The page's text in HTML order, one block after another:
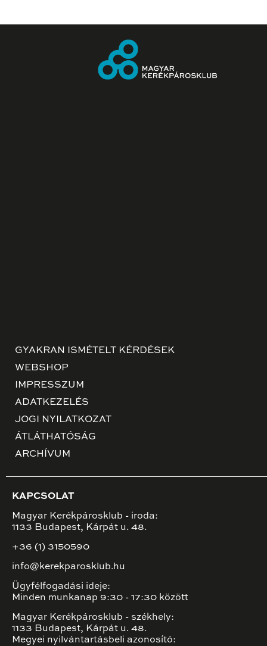
GYAKRAN ISMÉTELT KÉRDÉSEK
WEBSHOP
IMPRESSZUM
ADATKEZELÉS
JOGI NYILATKOZAT
ÁTLÁTHATÓSÁG
ARCHÍVUM
KAPCSOLAT
Magyar Kerékpárosklub - iroda:
1133 Budapest, Kárpát u. 48.
+36 (1) 3150590
info@kerekparosklub.hu
Ügyfélfogadási ideje:
Minden munkanap 9:30 - 17:30 között
Magyar Kerékpárosklub - székhely:
1133 Budapest, Kárpát u. 48.
Megyei nyilvántartásbeli azonosító: